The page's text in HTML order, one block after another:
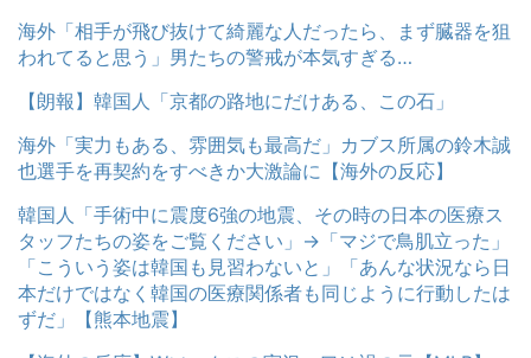
海外「相手が飛び抜けて綺麗な人だったら、まず臓器を狙
われてると思う」男たちの警戒が本気すぎる…
【朗報】韓国人「京都の路地にだけある、この石」
海外「実力もある、雰囲気も最高だ」カブス所属の鈴木誠
也選手を再契約をすべきか大激論に【海外の反応】
韓国人「手術中に震度6強の地震、その時の日本の医療ス
タッフたちの姿をご覧ください」→「マジで鳥肌立った」
「こういう姿は韓国も見習わないと」「あんな状況なら日
本だけではなく韓国の医療関係者も同じように行動したは
ずだ」【熊本地震】